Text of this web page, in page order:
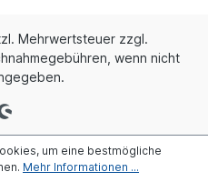
Mehrwertsteuer zzgl.
wenn nicht
um eine bestmögliche
Mehr Informationen ...